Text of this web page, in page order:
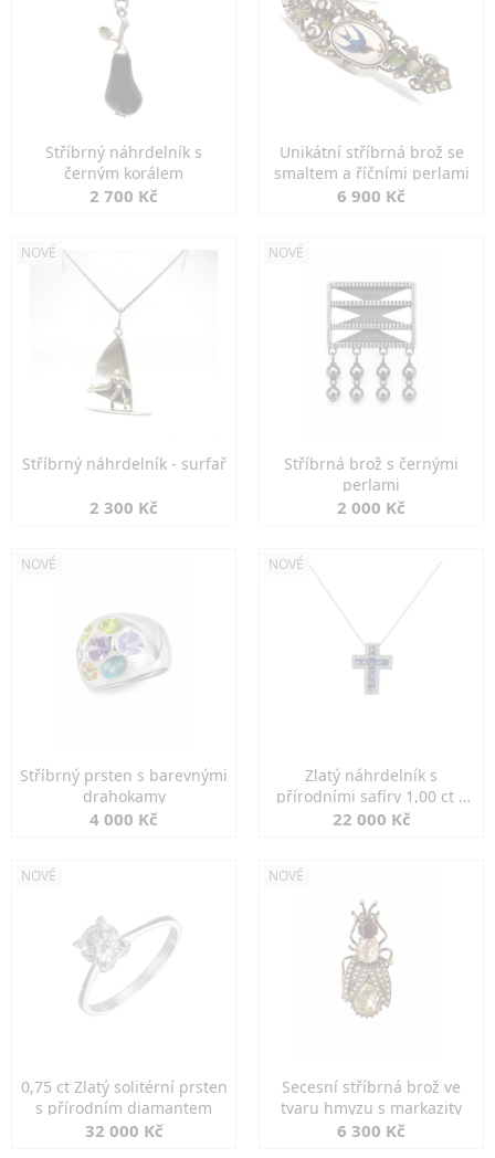
Stříbrný náhrdelník s
černým korálem
2 700 Kč
Unikátní stříbrná brož se
smaltem a říčními perlami
6 900 Kč
NOVÉ
Stříbrný náhrdelník - surfař
2 300 Kč
NOVÉ
Stříbrná brož s černými
perlami
2 000 Kč
NOVÉ
Stříbrný prsten s barevnými
drahokamy
4 000 Kč
NOVÉ
Zlatý náhrdelník s
přírodními safíry 1,00 ct a
diamanty
22 000 Kč
NOVÉ
0,75 ct Zlatý solitérní prsten
s přírodním diamantem
32 000 Kč
NOVÉ
Secesní stříbrná brož ve
tvaru hmyzu s markazity
6 300 Kč